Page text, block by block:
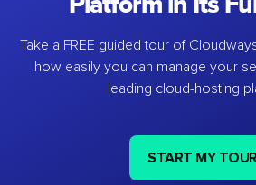
Take a FREE guided tour of
how easily you can manage your
leading cloud-hosting
START MY TOUR